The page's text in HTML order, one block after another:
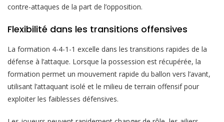
contre-attaques de la part de l’opposition.
Flexibilité dans les transitions offensives
La formation 4-4-1-1 excelle dans les transitions rapides de la
défense à l’attaque. Lorsque la possession est récupérée, la
formation permet un mouvement rapide du ballon vers l’avant,
utilisant l’attaquant isolé et le milieu de terrain offensif pour
exploiter les faiblesses défensives.